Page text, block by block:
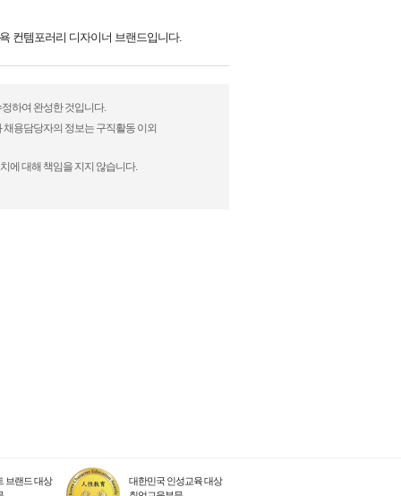
컨템포러리 디자이너 브랜드입니다.
하여 완성한 것입니다.
용담당자의 정보는 구직활동 이외
에 대해 책임을 지지 않습니다.
브랜드 대상
대한민국 인성교육 대상